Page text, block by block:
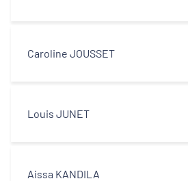
Caroline JOUSSET
Louis JUNET
Aissa KANDILA